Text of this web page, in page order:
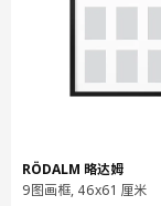
RÖDALM 略达姆
9图画框, 46x61 厘米